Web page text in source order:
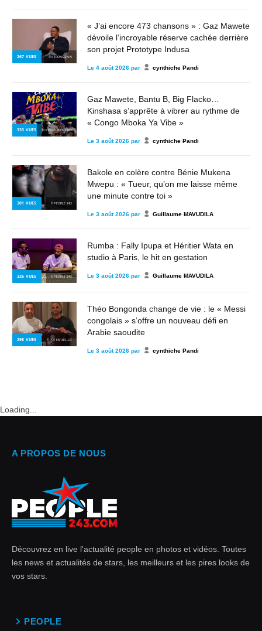
267 VUES © STRONG2KIN
« J’ai encore 473 chansons » : Gaz Mawete
dévoile l’incroyable réserve cachée derrière
son projet Prototype Indusa
Le 4 août 2026 par cynthiche Pandi
333 VUES © CONGO PROFOND
Gaz Mawete, Bantu B, Big Flacko…
Kinshasa s’apprête à vibrer au rythme de
« Congo Mboka Ya Vibe »
Le 3 août 2026 par cynthiche Pandi
301 VUES © PEOPLE 243
Bakole en colère contre Bénie Mukena
Mwepu : « Tueur, qu’on me laisse même
une minute contre toi »
Le 3 août 2026 par Guillaume MAVUDILA
326 VUES © PEOPLE 243
Rumba : Fally Ipupa et Héritier Wata en
studio à Paris, le hit en gestation
Le 3 août 2026 par Guillaume MAVUDILA
298 VUES © POTENTIEL.CD
Théo Bongonda change de vie : le « Messi
congolais » s’offre un nouveau défi en
Arabie saoudite
Le 3 août 2026 par cynthiche Pandi
Loading...
A PROPOS DE NOUS
Découvrez en live l'actualité people en photos et vidéos. Toutes
les news et actualités de stars, les meilleurs et les pires looks de
vos stars.
PEOPLE